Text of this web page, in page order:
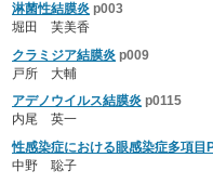
淋菌性結膜炎 p003
堀田 芙美香
クラミジア結膜炎 p009
戸所 大輔
アデノウイルス結膜炎 p0115
内尾 英一
性感染症における眼感染症多項目
中野 聡子